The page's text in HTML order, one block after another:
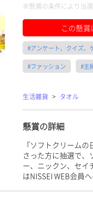
※懸賞の条件により当
この懸
#アンケート、クイズ、
#ファッション #主
生活雑貨 > タオル
懸賞の詳細
『ソフトクリーム
さった方に抽選で、
ー、ニックン、セイ
はNISSEI WEB会員